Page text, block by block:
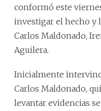
conformó este
investigar el hecho y
Carlos Maldonado,
Aguilera.
Inicialmente
Carlos Maldonado,
levantar evidencias